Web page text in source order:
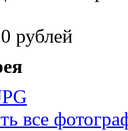
рублей
все